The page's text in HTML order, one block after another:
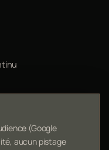
(Google
aucun pistage